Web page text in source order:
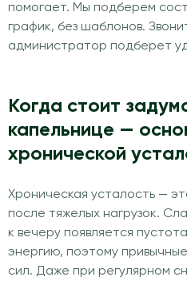
помогает. Мы подберем
график, без шаблонов.
администратор подберет
Когда стоит
капельнице —
хронической
Хроническая усталость —
после тяжелых нагрузок.
к вечеру появляется
энергию, поэтому
сил. Даже при регулярном